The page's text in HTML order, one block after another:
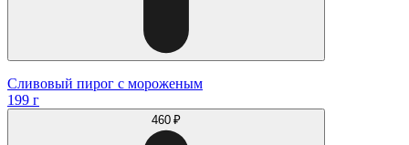
Сливовый пирог с мороженым
199 г
460 ₽